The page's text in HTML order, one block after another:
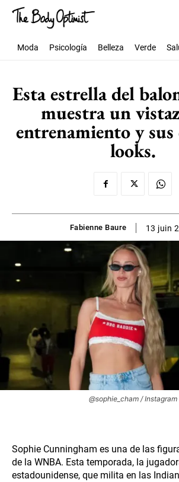
Moda Psicología Belleza Verde
Esta estrella del
muestra un
entrenamiento y
looks.
Fabienne Baure 13 juin
@sophie_cham / Instagram
Sophie Cunningham es una de las
de la WNBA. Esta temporada, la
estadounidense, que milita en las